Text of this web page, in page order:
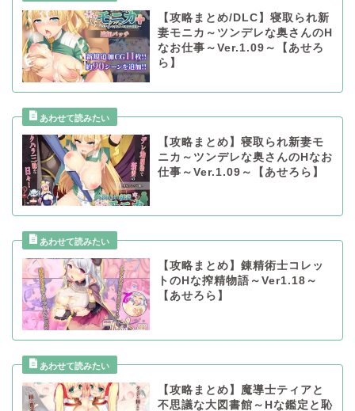
【攻略まとめ/DLC】寝取られ新
妻モニカ～ツンデレな奥さんのH
なお仕事～Ver.1.09～【あせろ
ら】
【攻略まとめ】寝取られ新妻モ
ニカ～ツンデレな奥さんのHなお
仕事～Ver.1.09～【あせろら】
【攻略まとめ】錬精術士コレッ
トのHな搾精物語～Ver1.18～
【あせろら】
【攻略まとめ】魔導士ティアと
不思議な大図書館～Hな鑑定と恥